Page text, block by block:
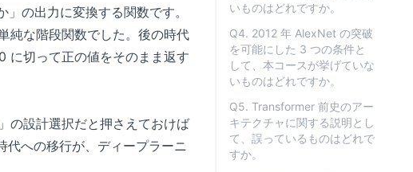
の出力に変換する関数です。
純な階段関数でした。後の時代
に切って正の値をそのまま返す
の設計選択だと押さえておけば
代への移行が、ディープラーニ
いものはどれですか。
Q4. 2012 年 AlexNet の突破
を可能にした 3 つの条件と
して、本コースが挙げていな
いものはどれですか。
Q5. Transformer 前史のアー
キテクチャに関する説明とし
て、誤っているものはどれで
すか。